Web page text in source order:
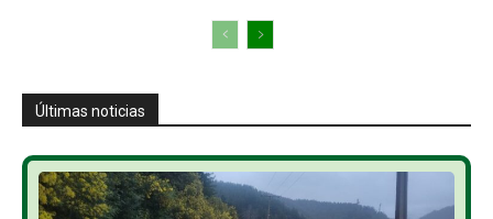
Últimas noticias